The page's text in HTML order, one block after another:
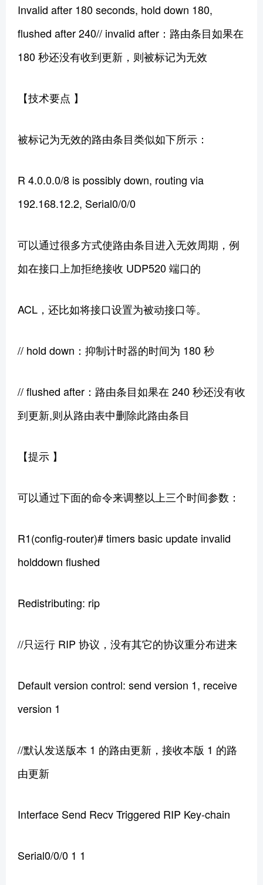
Invalid after 180 seconds, hold down 180,
flushed after 240// invalid after：路由条目如果在
180 秒还没有收到更新，则被标记为无效
【技术要点 】
被标记为无效的路由条目类似如下所示：
R 4.0.0.0/8 is possibly down, routing via
192.168.12.2, Serial0/0/0
可以通过很多方式使路由条目进入无效周期，例
如在接口上加拒绝接收 UDP520 端口的
ACL，还比如将接口设置为被动接口等。
// hold down：抑制计时器的时间为 180 秒
// flushed after：路由条目如果在 240 秒还没有收
到更新,则从路由表中删除此路由条目
【提示 】
可以通过下面的命令来调整以上三个时间参数：
R1(config-router)# timers basic update invalid
holddown flushed
Redistributing: rip
//只运行 RIP 协议，没有其它的协议重分布进来
Default version control: send version 1, receive
version 1
//默认发送版本 1 的路由更新，接收本版 1 的路
由更新
Interface Send Recv Triggered RIP Key-chain
Serial0/0/0 1 1